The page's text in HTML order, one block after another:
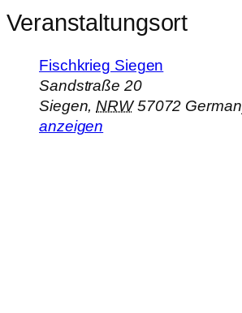
Veranstaltungsort
Fischkrieg Siegen
Sandstraße 20
Siegen, NRW 57072
anzeigen